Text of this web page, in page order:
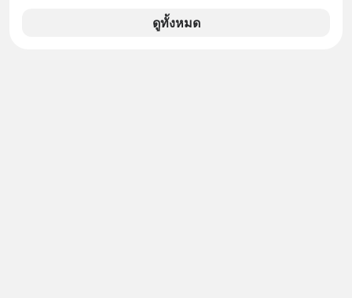
ขายของเหมือนกันทุกอย่าง
ดูทั้งหมด